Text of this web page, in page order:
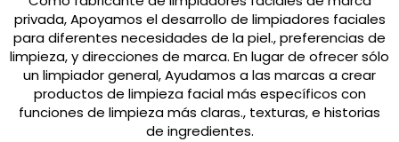
privada, Apoyamos el desarrollo de limpiadores faciales
para diferentes necesidades de la piel., preferencias de
limpieza, y direcciones de marca. En lugar de ofrecer sólo
un limpiador general, Ayudamos a las marcas a crear
productos de limpieza facial más específicos con
funciones de limpieza más claras., texturas, e historias
de ingredientes.